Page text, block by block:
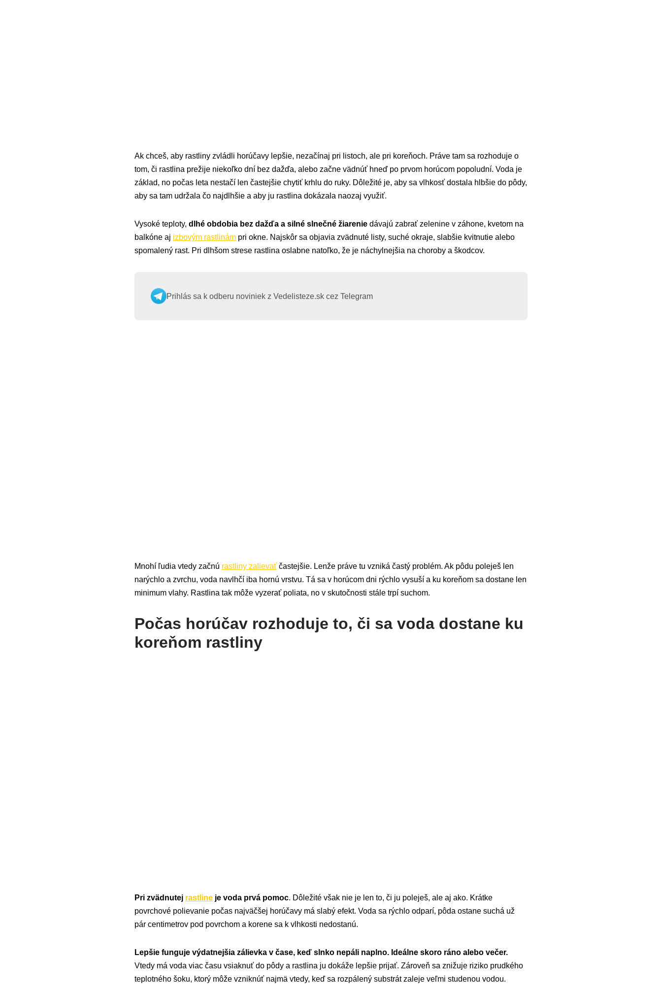
Ak chceš, aby rastliny zvládli horúčavy lepšie, nezačínaj pri listoch, ale pri koreňoch. Práve tam sa rozhoduje o
tom, či rastlina prežije niekoľko dní bez dažďa, alebo začne vädnúť hneď po prvom horúcom popoludní. Voda je
základ, no počas leta nestačí len častejšie chytiť krhlu do ruky. Dôležité je, aby sa vlhkosť dostala hlbšie do pôdy,
aby sa tam udržala čo najdlhšie a aby ju rastlina dokázala naozaj využiť.
Vysoké teploty, dlhé obdobia bez dažďa a silné slnečné žiarenie dávajú zabrať zelenine v záhone, kvetom na
balkóne aj izbovým rastlinám pri okne. Najskôr sa objavia zvädnuté listy, suché okraje, slabšie kvitnutie alebo
spomalený rast. Pri dlhšom strese rastlina oslabne natoľko, že je náchylnejšia na choroby a škodcov.
Prihlás sa k odberu noviniek z Vedelisteze.sk cez Telegram
Mnohí ľudia vtedy začnú rastliny zalievať častejšie. Lenže práve tu vzniká častý problém. Ak pôdu poleješ len
narýchlo a zvrchu, voda navlhčí iba hornú vrstvu. Tá sa v horúcom dni rýchlo vysuší a ku koreňom sa dostane len
minimum vlahy. Rastlina tak môže vyzerať poliata, no v skutočnosti stále trpí suchom.
Počas horúčav rozhoduje to, či sa voda dostane ku
koreňom rastliny
Pri zvädnutej rastline je voda prvá pomoc. Dôležité však nie je len to, či ju poleješ, ale aj ako. Krátke
povrchové polievanie počas najväčšej horúčavy má slabý efekt. Voda sa rýchlo odparí, pôda ostane suchá už
pár centimetrov pod povrchom a korene sa k vlhkosti nedostanú.
Lepšie funguje výdatnejšia zálievka v čase, keď slnko nepáli naplno. Ideálne skoro ráno alebo večer.
Vtedy má voda viac času vsiaknuť do pôdy a rastlina ju dokáže lepšie prijať. Zároveň sa znižuje riziko prudkého
teplotného šoku, ktorý môže vzniknúť najmä vtedy, keď sa rozpálený substrát zaleje veľmi studenou vodou.